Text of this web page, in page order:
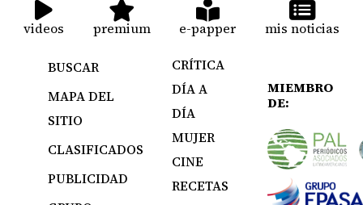
videos premium e-papper mis noticias
BUSCAR
MAPA DEL
SITIO
CLASIFICADOS
PUBLICIDAD
CRÍTICA
DÍA A
DÍA
MUJER
CINE
RECETAS
MIEMBRO
DE: